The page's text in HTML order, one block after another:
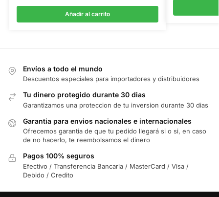
Añadir al carrito
Envíos a todo el mundo
Descuentos especiales para importadores y distribuidores
Tu dinero protegido durante 30 dias
Garantizamos una proteccion de tu inversion durante 30 dias
Garantia para envios nacionales e internacionales
Ofrecemos garantia de que tu pedido llegará si o si, en caso
de no hacerlo, te reembolsamos el dinero
Pagos 100% seguros
Efectivo / Transferencia Bancaria / MasterCard / Visa /
Debido / Credito